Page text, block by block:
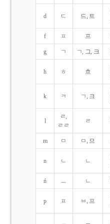
d ㄷ 드, 트
f ㅍ 프
g ㄱ ㄱ, 그, 크
h ㅎ 흐
k ㅋ ㄱ, 크
l
ㄹ,
ㄹㄹ
ㄹ
m ㅁ ㅁ, 므
n ㄴ ㄴ
ń ㅡ ㄴ
p ㅍ ㅂ, 프